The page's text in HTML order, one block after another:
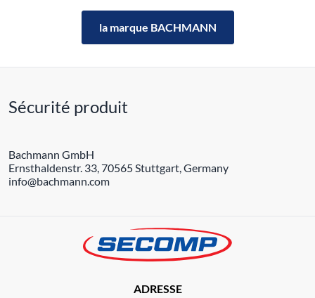
la marque BACHMANN
Sécurité produit
Bachmann GmbH
Ernsthaldenstr. 33, 70565 Stuttgart, Germany
info@bachmann.com
ADRESSE